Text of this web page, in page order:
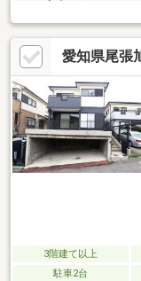
ライベート空間も確
ーでは、ご家族やご友
地内にはお庭もあり、
お使いいただけます◎
つろぎスペースとい
愛知県尾張
3階建て以上
駐車2台